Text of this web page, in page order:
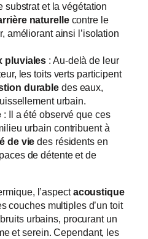
substrat et la végétation
naturellecontre le
améliorant ainsi l’isolation
pluviales : Au-delà de leur
les toits verts participent
durable des eaux,
urbain.
: Il a été observé que ces
urbain contribuent à
de vie des résidents en
de détente et de
l’aspectacoustique
couches multiples d’un toit
urbains, procurant un
et serein. Cependant, les